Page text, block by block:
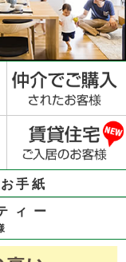
手紙
ィー